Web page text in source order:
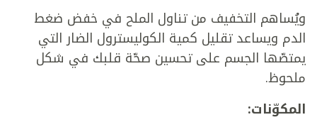
ويُساهم التخفيف من تناول الملح في خفض ضغط
الدم ويساعد تقليل كمية الكوليسترول الضار التي
يمتصّها الجسم على تحسين صحّة قلبك في شكل
ملحوظ.
المكوّنات: